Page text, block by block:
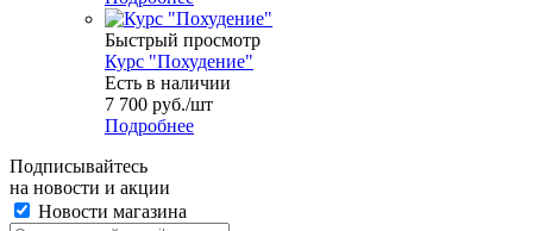
Быстрый просмотр
Курс "Похудение"
Есть в наличии
7 700 руб./шт
Подробнее
Подписывайтесь
на новости и акции
Новости магазина